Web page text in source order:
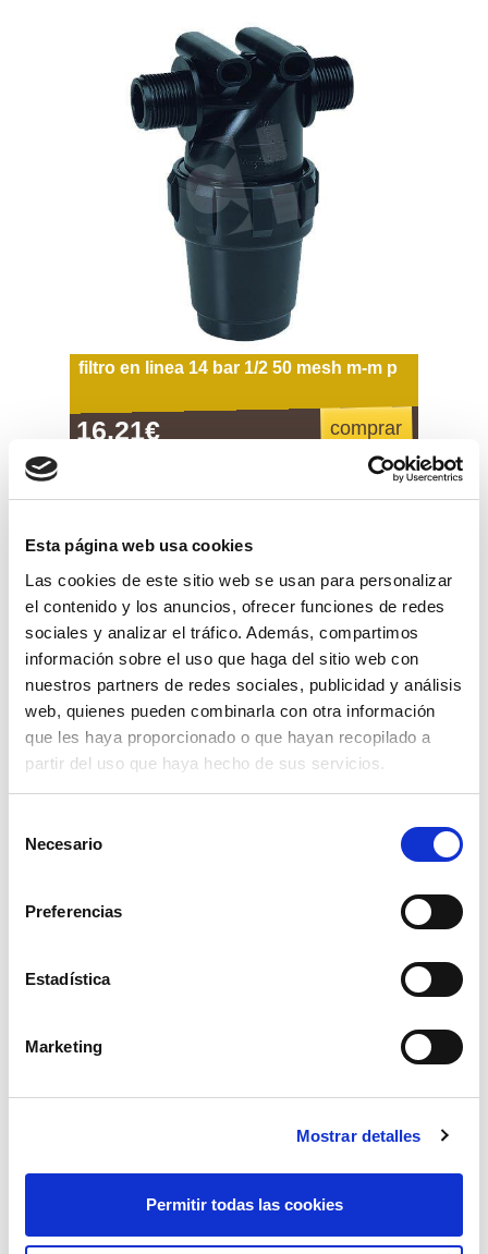
Esta página web usa cookies
Las cookies de este sitio web se usan para personalizar
el contenido y los anuncios, ofrecer funciones de redes
sociales y analizar el tráfico. Además, compartimos
información sobre el uso que haga del sitio web con
nuestros partners de redes sociales, publicidad y análisis
web, quienes pueden combinarla con otra información
que les haya proporcionado o que hayan recopilado a
partir del uso que haya hecho de sus servicios.
Necesario
Preferencias
Estadística
Marketing
Mostrar detalles
Permitir todas las cookies
filtro en linea 14 bar 1/2 50 mesh m-m p
16,21€ comprar
filtro cilindrico 3/8 verde 100 mesh
1,43€ comprar